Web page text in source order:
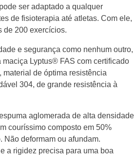
ser adaptado a qualquer
de fisioterapia até atletas. Com ele,
de 200 exercícios.
e segurança como nenhum outro,
maciça Lyptus® FAS com certificado
material de óptima resistência
304, de grande resistência à
aglomerada de alta densidade
couríssimo composto em 50%
Não deformam ou afundam.
a rigidez precisa para uma boa